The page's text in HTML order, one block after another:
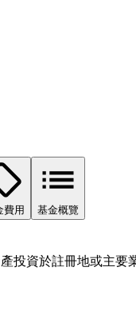
費用
基金概覽
投資於註冊地或主要